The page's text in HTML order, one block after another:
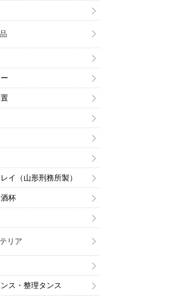
イ（山形刑務所製）
杯
リア
ス・整理タンス